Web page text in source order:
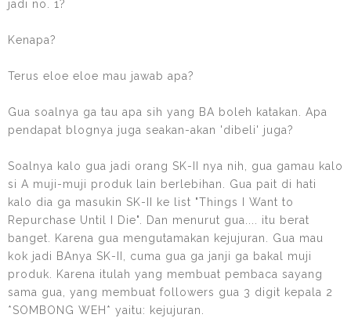
jadi no. 1?
Kenapa?
Terus eloe eloe mau jawab apa?
Gua soalnya ga tau apa sih yang BA boleh katakan. Apa
pendapat blognya juga seakan-akan 'dibeli' juga?
Soalnya kalo gua jadi orang SK-II nya nih, gua gamau kalo
si A muji-muji produk lain berlebihan. Gua pait di hati
kalo dia ga masukin SK-II ke list "Things I Want to
Repurchase Until I Die". Dan menurut gua.... itu berat
banget. Karena gua mengutamakan kejujuran. Gua mau
kok jadi BAnya SK-II, cuma gua ga janji ga bakal muji
produk. Karena itulah yang membuat pembaca sayang
sama gua, yang membuat followers gua 3 digit kepala 2
*SOMBONG WEH* yaitu: kejujuran.